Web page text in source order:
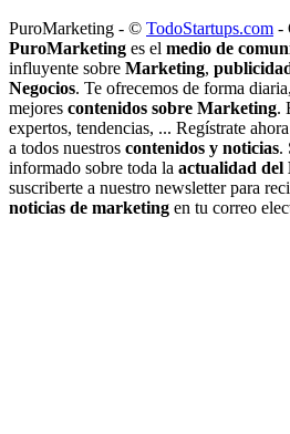
PuroMarketing - © TodoStartups.com -
PuroMarketing es el medio de
influyente sobre Marketing,
Negocios. Te ofrecemos de forma
mejores contenidos sobre Marketing.
expertos, tendencias, ... Regístrate
a todos nuestros contenidos y noticias.
informado sobre toda la actualidad
suscriberte a nuestro newsletter para
noticias de marketing en tu correo